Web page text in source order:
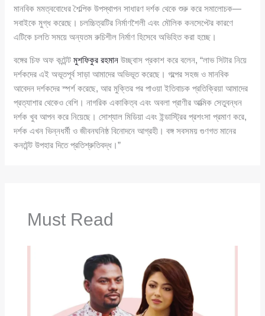
মানবিক মমত্ববোধের শৈল্পিক উপস্থাপন সাধারণ দর্শক থেকে শুরু করে সমালোচক—
সবাইকে মুগ্ধ করেছে। চলচ্চিত্রটির নির্মাণশৈলী এবং মৌলিক কনসেপ্টের কারণে
এটিকে চলতি সময়ে অন্যতম রুচিশীল নির্মাণ হিসেবে অভিহিত করা হচ্ছে।
বঙ্গের চিফ অফ কন্টেন্টমুশফিকুর রহমান উচ্ছ্বাস প্রকাশ করে বলেন, “লাভ সিটার নিয়ে
দর্শকদের এই অভূতপূর্ব সাড়া আমাদের অভিভূত করেছে। গল্পের সহজ ও মানবিক
আবেদন দর্শকদের স্পর্শ করেছে, আর মুক্তির পর পাওয়া ইতিবাচক প্রতিক্রিয়া আমাদের
প্রত্যাশার থেকেও বেশি। নাগরিক একাকিত্ব এবং অবলা প্রাণীর আত্মিক সেতুবন্ধন
দর্শক খুব আপন করে নিয়েছে। সোশ্যাল মিডিয়া এবং ইন্ডাস্ট্রির প্রশংসা প্রমাণ করে,
দর্শক এখন ভিন্নধর্মী ও জীবনঘনিষ্ঠ বিনোদনে আগ্রহী। বঙ্গ সবসময় গুণগত মানের
কনটেন্ট উপহার দিতে প্রতিশ্রুতিবদ্ধ।”
Must Read